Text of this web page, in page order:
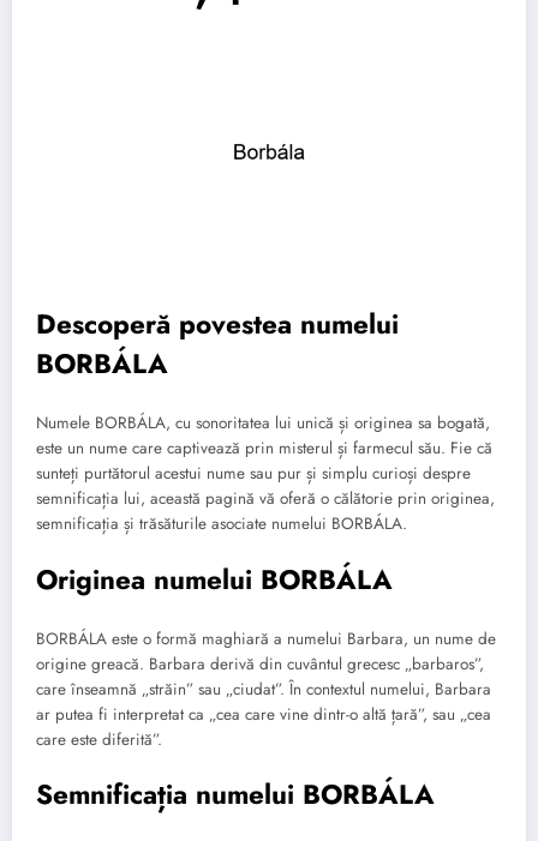
Descoperă povestea numelui
BORBÁLA
Numele BORBÁLA, cu sonoritatea lui unică și originea sa bogată,
este un nume care captivează prin misterul și farmecul său. Fie că
sunteți purtătorul acestui nume sau pur și simplu curioși despre
semnificația lui, această pagină vă oferă o călătorie prin originea,
semnificația și trăsăturile asociate numelui BORBÁLA.
Originea numelui BORBÁLA
BORBÁLA este o formă maghiară a numelui Barbara, un nume de
origine greacă. Barbara derivă din cuvântul grecesc „barbaros”,
care înseamnă „străin” sau „ciudat”. În contextul numelui, Barbara
ar putea fi interpretat ca „cea care vine dintr-o altă țară”, sau „cea
care este diferită”.
Semnificația numelui BORBÁLA